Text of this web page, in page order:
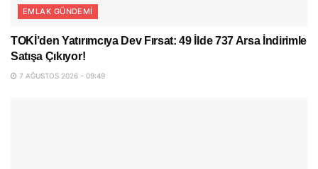
EMLAK GÜNDEMI
TOKİ’den Yatırımcıya Dev Fırsat: 49 İlde 737 Arsa İndirimle
Satışa Çıkıyor!
7 AĞUSTOS 2026 - 09:49